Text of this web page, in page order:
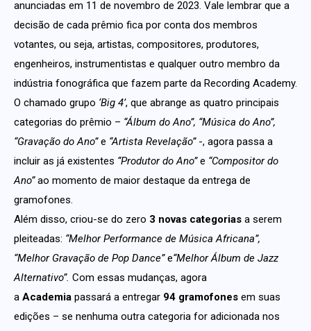
anunciadas em 11 de novembro de 2023. Vale lembrar que a
decisão de cada prêmio fica por conta dos membros
votantes, ou seja, artistas, compositores, produtores,
engenheiros, instrumentistas e qualquer outro membro da
indústria fonográfica que fazem parte da Recording Academy.
O chamado grupo ‘Big 4’, que abrange as quatro principais
categorias do prêmio – “Álbum do Ano”, “Música do Ano”,
“Gravação do Ano”e “Artista Revelação”-, agora passa a
incluir as já existentes “Produtor do Ano”e “Compositor do
Ano”ao momento de maior destaque da entrega de
gramofones.
Além disso, criou-se do zero 3 novas categorias a serem
pleiteadas: “Melhor Performance de Música Africana”,
“Melhor Gravação de Pop Dance”e“Melhor Álbum de Jazz
Alternativo”. Com essas mudanças, agora
a Academia passará a entregar 94 gramofones em suas
edições – se nenhuma outra categoria for adicionada nos